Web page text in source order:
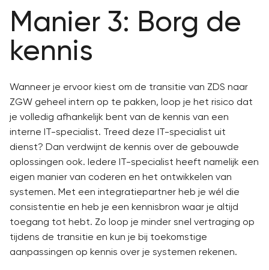
Manier 3: Borg de
kennis
Wanneer je ervoor kiest om de transitie van ZDS naar
ZGW geheel intern op te pakken, loop je het risico dat
je volledig afhankelijk bent van de kennis van een
interne IT-specialist. Treed deze IT-specialist uit
dienst? Dan verdwijnt de kennis over de gebouwde
oplossingen ook. Iedere IT-specialist heeft namelijk een
eigen manier van coderen en het ontwikkelen van
systemen. Met een integratiepartner heb je wél die
consistentie en heb je een kennisbron waar je altijd
toegang tot hebt. Zo loop je minder snel vertraging op
tijdens de transitie en kun je bij toekomstige
aanpassingen op kennis over je systemen rekenen.